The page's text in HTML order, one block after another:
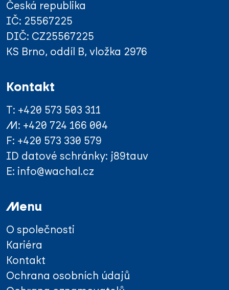
Česká republika
IČ: 25567225
DIČ: CZ25567225
KS Brno, oddíl B, vložka 2976
Kontakt
T: +420 573 503 311
M: +420 724 166 004
F: +420 573 330 579
ID datové schránky: j89tauv
E: info@wachal.cz
Menu
O společnosti
Kariéra
Kontakt
Ochrana osobních údajů